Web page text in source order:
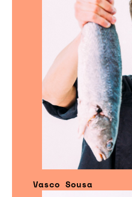
Vasco Sousa